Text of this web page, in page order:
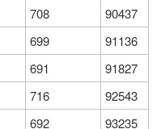
708
90437
699
91136
691
91827
716
92543
692
93235